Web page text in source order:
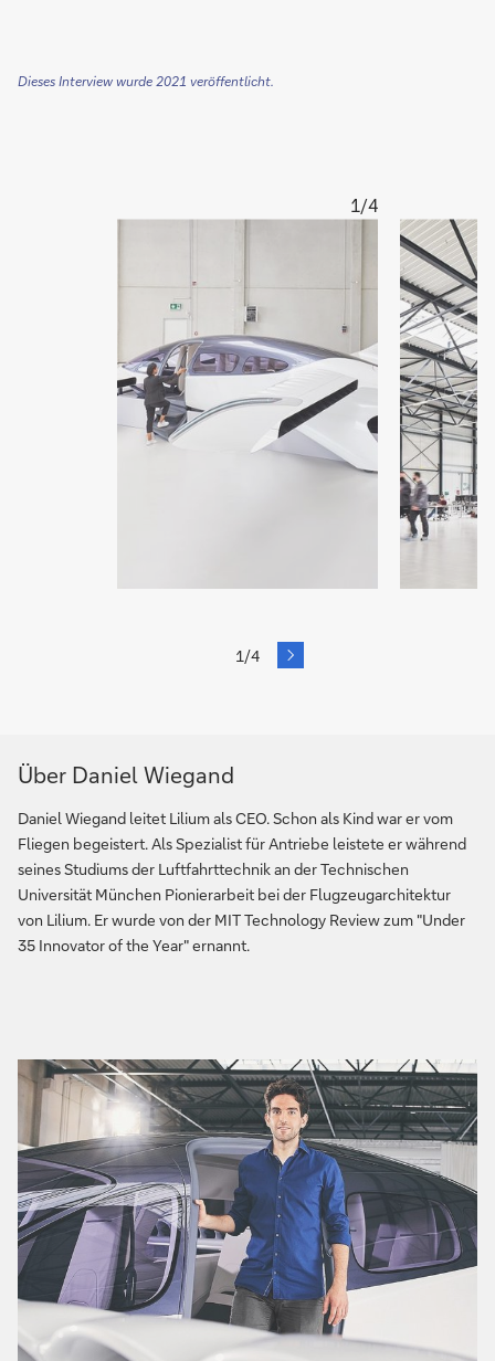
Dieses Interview wurde 2021 veröffentlicht.
1/4
1/4 next
Über Daniel Wiegand
Daniel Wiegand leitet Lilium als CEO. Schon als Kind war er vom
Fliegen begeistert. Als Spezialist für Antriebe leistete er während
seines Studiums der Luftfahrttechnik an der Technischen
Universität München Pionierarbeit bei der Flugzeugarchitektur
von Lilium. Er wurde von der MIT Technology Review zum "Under
35 Innovator of the Year" ernannt.